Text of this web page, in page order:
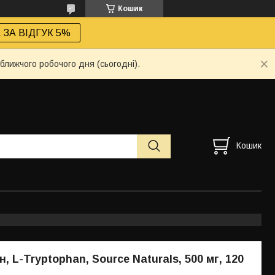
Кошик
ВІДГУК 5%
робочого дня (сьогодні).
Кошик
L-Tryptophan, Source Naturals, 500 мг, 120